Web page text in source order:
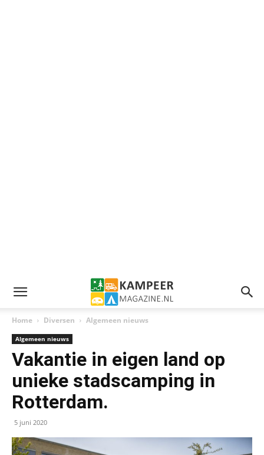
Home Diversen Algemeen nieuws
Algemeen nieuws
Vakantie in eigen land op
unieke stadscamping in
Rotterdam.
5 juni 2020